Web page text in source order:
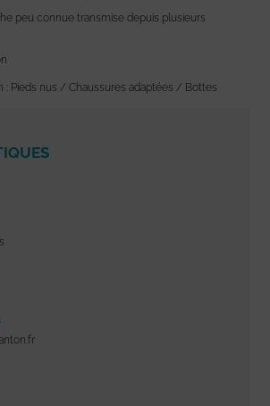
peu connue transmise depuis plusieurs
: Pieds nus / Chaussures adaptées / Bottes